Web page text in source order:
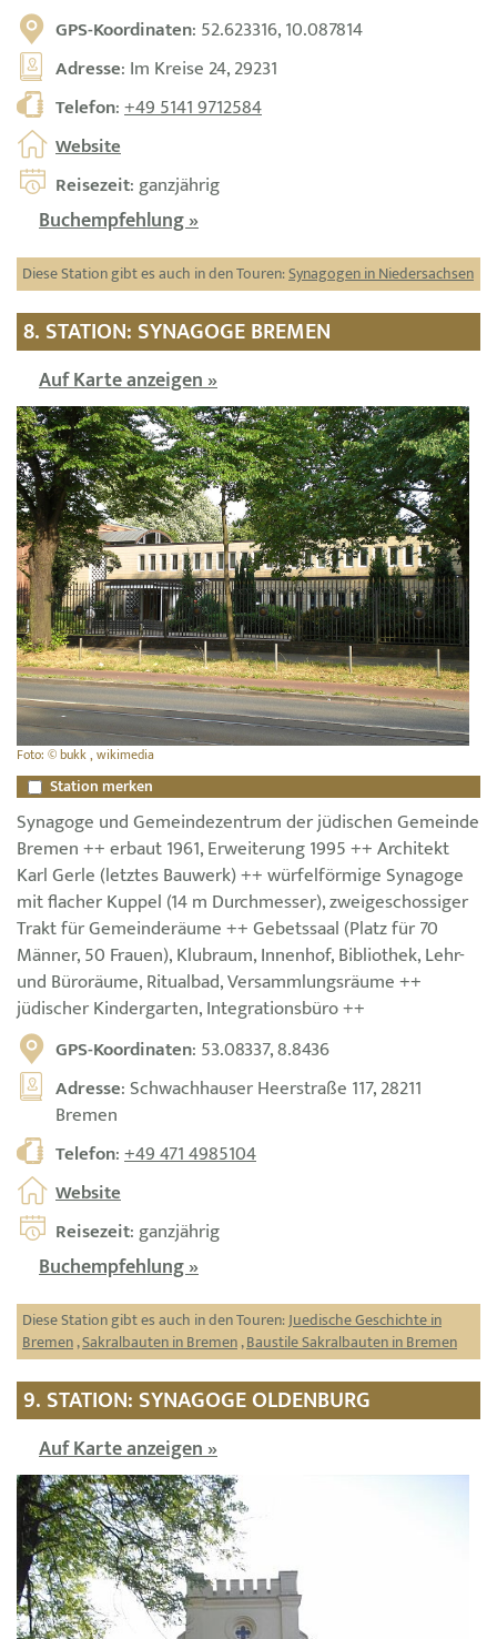
GPS-Koordinaten: 52.623316, 10.087814
Adresse: Im Kreise 24, 29231
Telefon:+49 5141 9712584
Website
Reisezeit: ganzjährig
Buchempfehlung »
Diese Station gibt es auch in den Touren:Synagogen in Niedersachsen
8. STATION: SYNAGOGE BREMEN
Auf Karte anzeigen »
Foto: © bukk , wikimedia
Station merken
Synagoge und Gemeindezentrum der jüdischen Gemeinde
Bremen ++ erbaut 1961, Erweiterung 1995 ++ Architekt
Karl Gerle (letztes Bauwerk) ++ würfelförmige Synagoge
mit flacher Kuppel (14 m Durchmesser), zweigeschossiger
Trakt für Gemeinderäume ++ Gebetssaal (Platz für 70
Männer, 50 Frauen), Klubraum, Innenhof, Bibliothek, Lehr-
und Büroräume, Ritualbad, Versammlungsräume ++
jüdischer Kindergarten, Integrationsbüro ++
GPS-Koordinaten: 53.08337, 8.8436
Adresse: Schwachhauser Heerstraße 117, 28211
Bremen
Telefon:+49 471 4985104
Website
Reisezeit: ganzjährig
Buchempfehlung »
Diese Station gibt es auch in den Touren:Juedische Geschichte in
Bremen,Sakralbauten in Bremen,Baustile Sakralbauten in Bremen
9. STATION: SYNAGOGE OLDENBURG
Auf Karte anzeigen »